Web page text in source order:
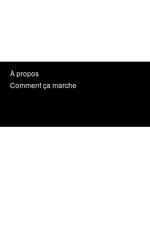
À propos
Comment ça marche